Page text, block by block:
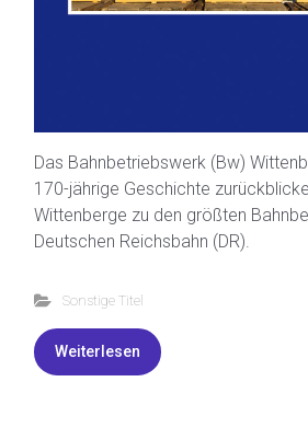
Das Bahnbetriebswerk (Bw)
170-jährige Geschichte
Wittenberge zu den größten
Deutschen Reichsbahn (DR).
Sonstige Titel
Weiterlesen